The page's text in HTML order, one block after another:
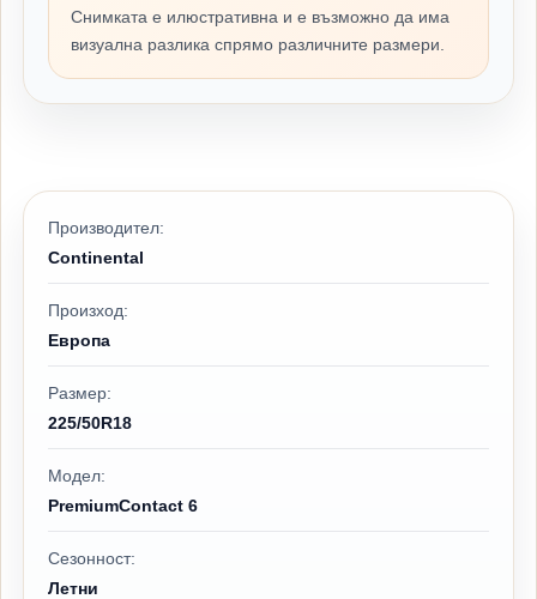
Снимката е илюстративна и е възможно да има
визуална разлика спрямо различните размери.
Производител:
Continental
Произход:
Европа
Размер:
225/50R18
Модел:
PremiumContact 6
Сезонност:
Летни